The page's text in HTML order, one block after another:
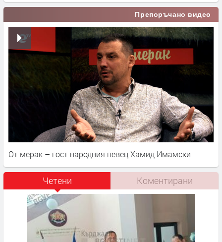
Препоръчано видео
От мерак – гост народния певец Хамид Имамски
Четени Коментирани